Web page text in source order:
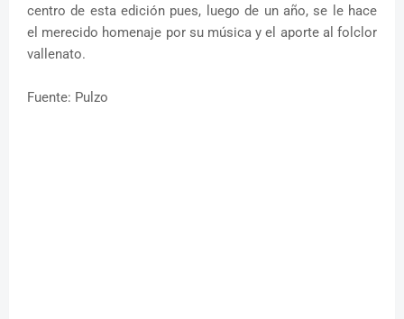
centro de esta edición pues, luego de un año, se le hace
el merecido homenaje por su música y el aporte al folclor
vallenato.
Fuente: Pulzo